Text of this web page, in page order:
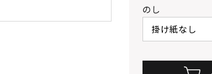
のし